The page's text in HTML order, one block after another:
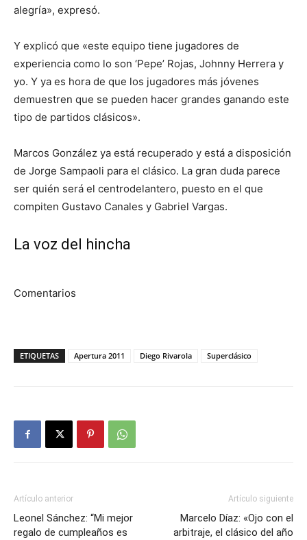
alegría», expresó.
Y explicó que «este equipo tiene jugadores de
experiencia como lo son ‘Pepe’ Rojas, Johnny Herrera y
yo. Y ya es hora de que los jugadores más jóvenes
demuestren que se pueden hacer grandes ganando este
tipo de partidos clásicos».
Marcos González ya está recuperado y está a disposición
de Jorge Sampaoli para el clásico. La gran duda parece
ser quién será el centrodelantero, puesto en el que
compiten Gustavo Canales y Gabriel Vargas.
La voz del hincha
Comentarios
ETIQUETAS Apertura 2011 Diego Rivarola Superclásico
Artículo anterior
Leonel Sánchez: “Mi mejor
regalo de cumpleaños es
Artículo siguiente
Marcelo Díaz: «Ojo con el
arbitraje, el clásico del año